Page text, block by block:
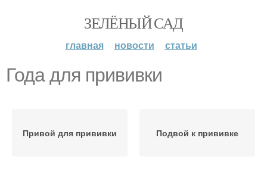
ЗЕЛЁНЫЙ САД
главная новости статьи
Года для прививки
Привой для прививки Подвой к прививке